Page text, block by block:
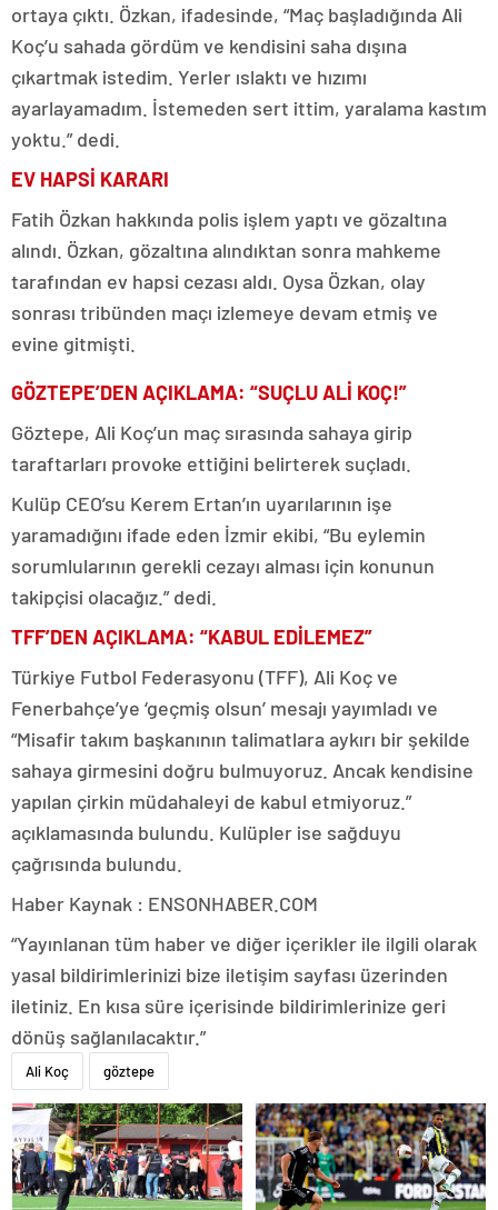
ortaya çıktı. Özkan, ifadesinde, “Maç başladığında Ali
Koç’u sahada gördüm ve kendisini saha dışına
çıkartmak istedim. Yerler ıslaktı ve hızımı
ayarlayamadım. İstemeden sert ittim, yaralama kastım
yoktu.” dedi.
EV HAPSİ KARARI
Fatih Özkan hakkında polis işlem yaptı ve gözaltına
alındı. Özkan, gözaltına alındıktan sonra mahkeme
tarafından ev hapsi cezası aldı. Oysa Özkan, olay
sonrası tribünden maçı izlemeye devam etmiş ve
evine gitmişti.
GÖZTEPE’DEN AÇIKLAMA: “SUÇLU ALİ KOÇ!”
Göztepe, Ali Koç’un maç sırasında sahaya girip
taraftarları provoke ettiğini belirterek suçladı.
Kulüp CEO’su Kerem Ertan’ın uyarılarının işe
yaramadığını ifade eden İzmir ekibi, “Bu eylemin
sorumlularının gerekli cezayı alması için konunun
takipçisi olacağız.” dedi.
TFF’DEN AÇIKLAMA: “KABUL EDİLEMEZ”
Türkiye Futbol Federasyonu (TFF), Ali Koç ve
Fenerbahçe’ye ‘geçmiş olsun’ mesajı yayımladı ve
“Misafir takım başkanının talimatlara aykırı bir şekilde
sahaya girmesini doğru bulmuyoruz. Ancak kendisine
yapılan çirkin müdahaleyi de kabul etmiyoruz.”
açıklamasında bulundu. Kulüpler ise sağduyu
çağrısında bulundu.
Haber Kaynak : ENSONHABER.COM
“Yayınlanan tüm haber ve diğer içerikler ile ilgili olarak
yasal bildirimlerinizi bize iletişim sayfası üzerinden
iletiniz. En kısa süre içerisinde bildirimlerinize geri
dönüş sağlanılacaktır.”
Ali Koç göztepe